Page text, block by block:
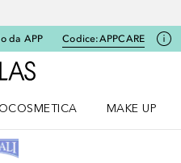
da APP Codice:APPCARE
A Douglas Home
MAKE UP